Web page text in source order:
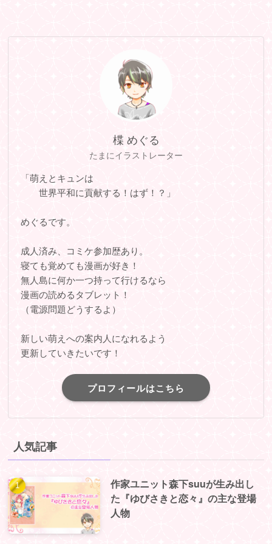
楪 めぐる
たまにイラストレーター
「萌えとキュンは
世界平和に貢献する！はず！？」
めぐるです。
成人済み、コミケ参加歴あり。
寝ても覚めても漫画が好き！
無人島に何か一つ持って行けるなら
漫画の読めるタブレット！
（電源問題どうするよ）
新しい萌えへの案内人になれるよう
更新していきたいです！
プロフィールはこちら
人気記事
作家ユニット森下suuが生み出し
た『ゆびさきと恋々』の主な登場
人物